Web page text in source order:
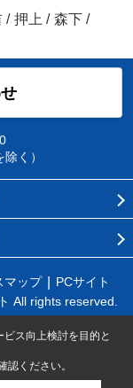
/ 押上 / 森下 /
く）
マップ
PCサイト
All rights reserved.
ス向上検討を目的と
認ください。